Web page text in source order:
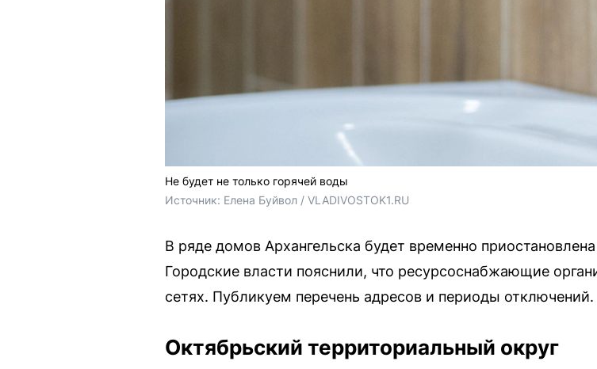
Не будет не только горячей воды
Источник: Елена Буйвол / VLADIVOSTOK1.RU
В ряде домов Архангельска будет временно
Городские власти пояснили, что ресурсоснабжающие
сетях. Публикуем перечень адресов и периоды отключений.
Октябрьский территориальный округ